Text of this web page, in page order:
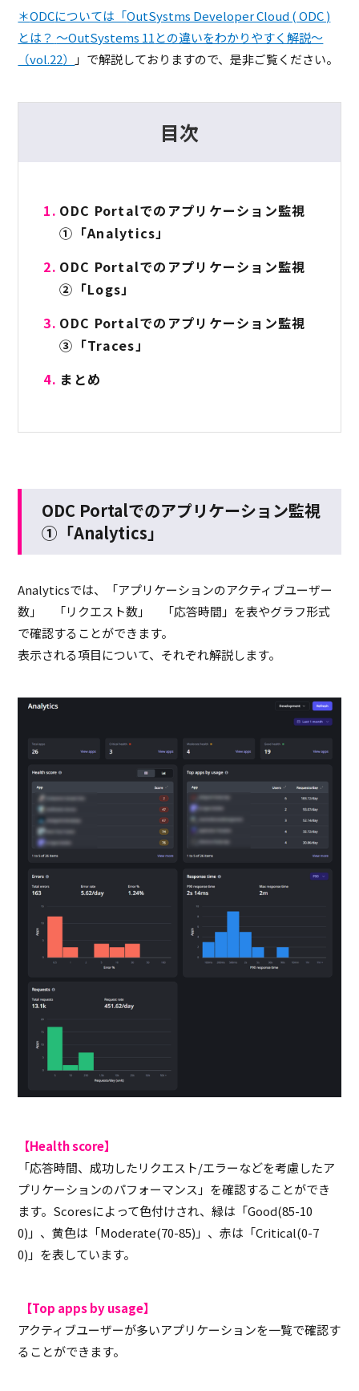
＊ODCについては「OutSystms Developer Cloud ( ODC )
とは？ ～OutSystems 11との違いをわかりやすく解説～
（vol.22） 」で解説しておりますので、是非ご覧ください。
目次
ODC Portalでのアプリケーション監視
①「Analytics」
ODC Portalでのアプリケーション監視
②「Logs」
ODC Portalでのアプリケーション監視
③「Traces」
まとめ
ODC Portalでのアプリケーション監視
①「Analytics」
Analyticsでは、「アプリケーションのアクティブユーザー
数」 「リクエスト数」 「応答時間」を表やグラフ形式
で確認することができます。
表示される項目について、それぞれ解説します。
【Health score】
「応答時間、成功したリクエスト/エラーなどを考慮したア
プリケーションのパフォーマンス」を確認することができ
ます。 Scoresによって色付けされ、緑は「Good(85-10
0) 」、黄色は「Moderate(70-85) 」、赤は「Critical(0-7
0) 」を表しています。
【Top apps by usage】
アクティブユーザーが多いアプリケーションを一覧で確認す
ることができます。